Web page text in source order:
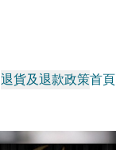
退貨及退款政策首頁